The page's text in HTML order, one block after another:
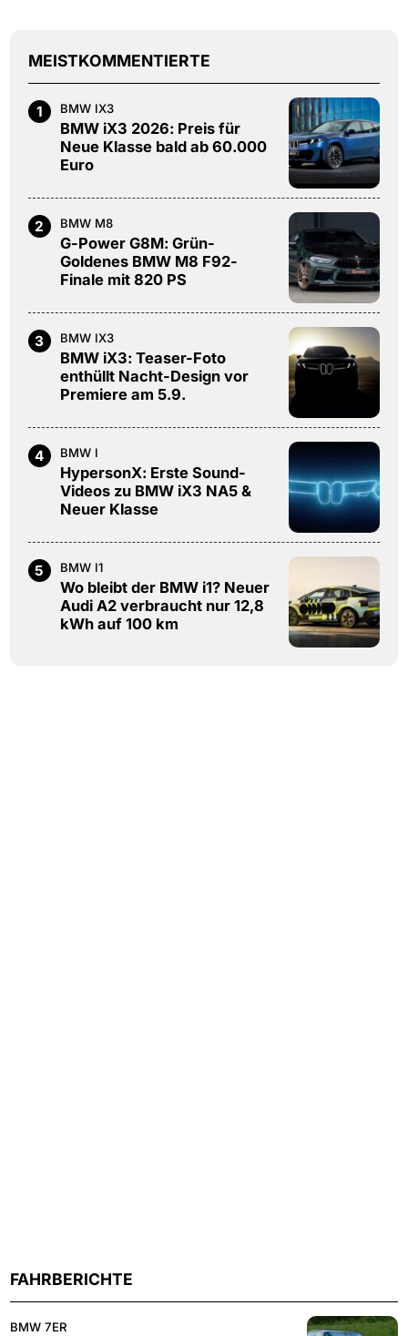
MEISTKOMMENTIERTE
1 BMW IX3
BMW iX3 2026: Preis für
Neue Klasse bald ab 60.000
Euro
2 BMW M8
G-Power G8M: Grün-
Goldenes BMW M8 F92-
Finale mit 820 PS
3 BMW IX3
BMW iX3: Teaser-Foto
enthüllt Nacht-Design vor
Premiere am 5.9.
4 BMW I
HypersonX: Erste Sound-
Videos zu BMW iX3 NA5 &
Neuer Klasse
5 BMW I1
Wo bleibt der BMW i1? Neuer
Audi A2 verbraucht nur 12,8
kWh auf 100 km
FAHRBERICHTE
BMW 7ER